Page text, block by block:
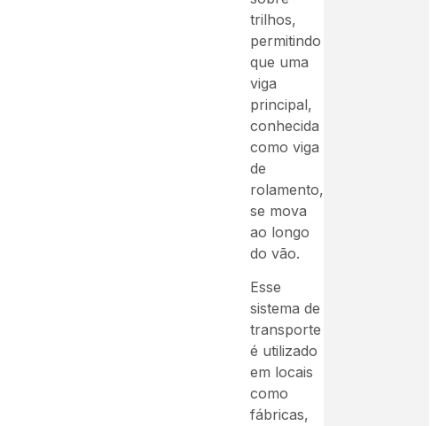
trilhos,
permitindo
que uma
viga
principal,
conhecida
como viga
de
rolamento,
se mova
ao longo
do vão.
Esse
sistema de
transporte
é utilizado
em locais
como
fábricas,